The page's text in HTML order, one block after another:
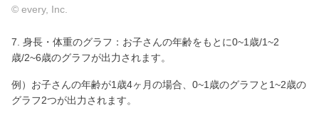
© every, Inc.
7. 身長・体重のグラフ：お子さんの年齢をもとに0~1歳/1~2
歳/2~6歳のグラフが出力されます。
例）お子さんの年齢が1歳4ヶ月の場合、0~1歳のグラフと1~2歳の
グラフ2つが出力されます。